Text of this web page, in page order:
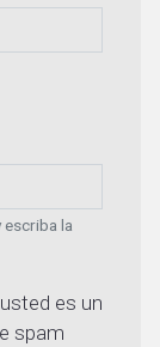
la
es un
spam